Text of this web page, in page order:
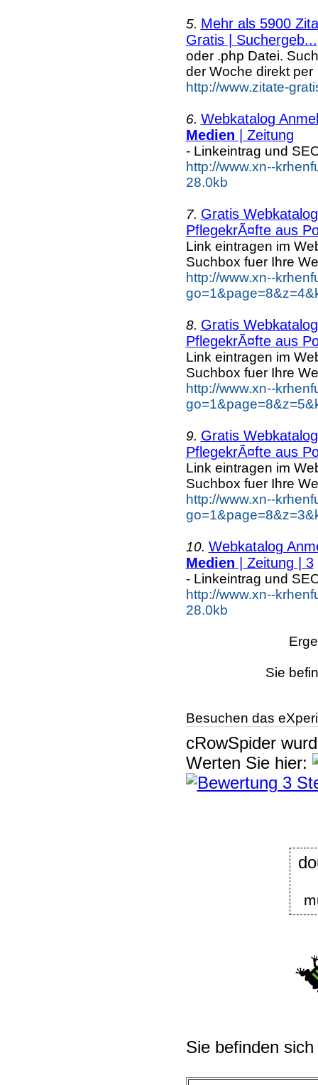
5. Mehr als 5900
Gratis | Suchergeb...
oder .php Datei.
der Woche direkt per
http://www.zitate-
6. Webkatalog
Medien | Zeitung
- Linkeintrag und
http://www.xn--
28.0kb
7. Gratis
PflegekrÃ¤fte aus
Link eintragen im
Suchbox fuer Ihre
http://www.xn--
8. Gratis
PflegekrÃ¤fte aus
Link eintragen im
Suchbox fuer Ihre
http://www.xn--
9. Gratis
PflegekrÃ¤fte aus
Link eintragen im
Suchbox fuer Ihre
http://www.xn--
10. Webkatalog
Medien | Zeitung | 3
- Linkeintrag und
http://www.xn--
28.0kb
Sie
Besuchen das
cRowSpider
Werten Sie hier:
Sie befinden